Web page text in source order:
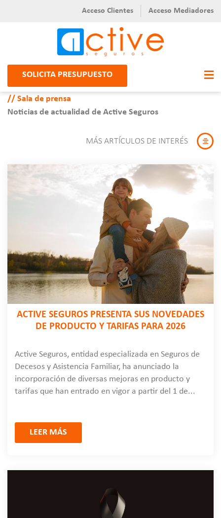
Acceso Clientes Acceso Mediadores
SOLICITA PRESUPUESTO
Sala de prensa
Noticias de actualidad de Active Seguros
MÁS ARTÍCULOS DE INTERÉS
ACTIVE SEGUROS PRESENTA SUS NOVEDADES
DE PRODUCTO Y TARIFAS PARA 2026
Active Seguros, entidad especializada en Seguros de
Decesos y Asistencia Familiar, ha anunciado la
incorporación de diversas mejoras en producto y
tarifas que han entrado en vigor a partir del 1 de...
LEER MÁS